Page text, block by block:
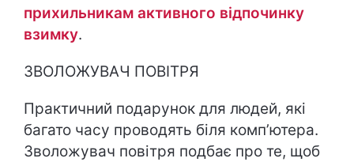
прихильникам активного відпочинку
взимку.
ЗВОЛОЖУВАЧ ПОВІТРЯ
Практичний подарунок для людей, які
багато часу проводять біля комп’ютера.
Зволожувач повітря подбає про те, щоб